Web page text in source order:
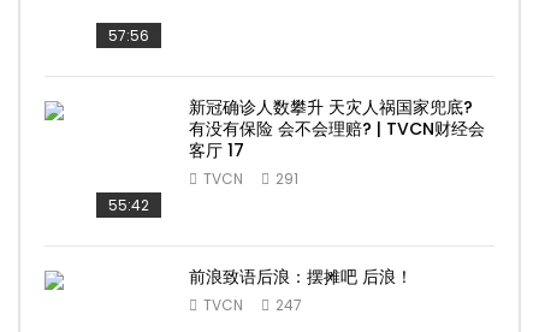
57:56
55:42
新冠确诊人数攀升 天灾人祸国家兜底?
有没有保险 会不会理赔? | TVCN财经会
客厅 17
TVCN 291
前浪致语后浪：摆摊吧 后浪！
TVCN 247